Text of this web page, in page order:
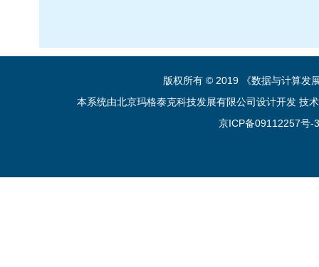
版权所有 © 2019 《数据与计算发
本系统由北京玛格泰克科技发展有限公司设计开发 技
京ICP备09112257号-